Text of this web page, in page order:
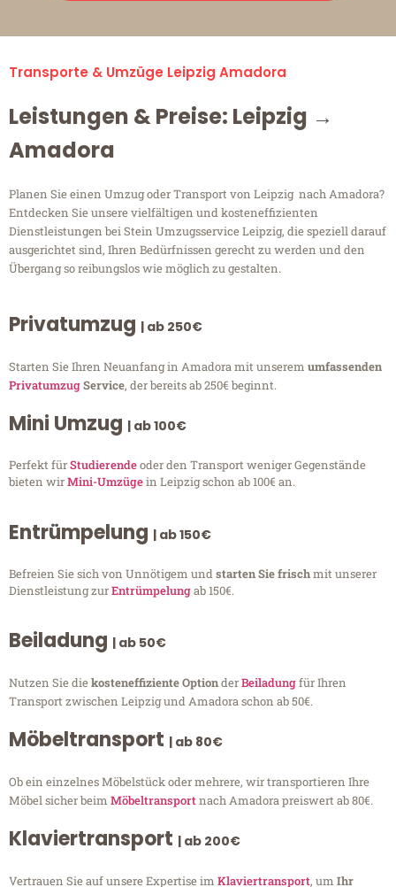
Transporte & Umzüge Leipzig Amadora
Leistungen & Preise: Leipzig →
Amadora
Planen Sie einen Umzug oder Transport von Leipzig nach Amadora?
Entdecken Sie unsere vielfältigen und kosteneffizienten
Dienstleistungen bei Stein Umzugsservice Leipzig, die speziell darauf
ausgerichtet sind, Ihren Bedürfnissen gerecht zu werden und den
Übergang so reibungslos wie möglich zu gestalten.
Privatumzug | ab 250€
Starten Sie Ihren Neuanfang in Amadora mit unserem umfassenden
PrivatumzugService, der bereits ab 250€ beginnt.
Mini Umzug | ab 100€
Perfekt fürStudierendeoder den Transport weniger Gegenstände
bieten wirMini-Umzügein Leipzig schon ab 100€ an.
Entrümpelung | ab 150€
Befreien Sie sich von Unnötigem undstarten Sie frischmit unserer
Dienstleistung zurEntrümpelungab 150€.
Beiladung | ab 50€
Nutzen Sie diekosteneffiziente OptionderBeiladungfür Ihren
Transport zwischen Leipzig und Amadora schon ab 50€.
Möbeltransport | ab 80€
Ob ein einzelnes Möbelstück oder mehrere, wir transportieren Ihre
Möbel sicher beim Möbeltransportnach Amadora preiswert ab 80€.
Klaviertransport | ab 200€
Vertrauen Sie auf unsere Expertise im Klaviertransport, um Ihr